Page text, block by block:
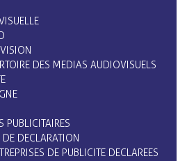
DES MEDIAS AUDIOVISUELS
PUBLICITAIRES
DECLARATION
DE PUBLICITE DECLAREES